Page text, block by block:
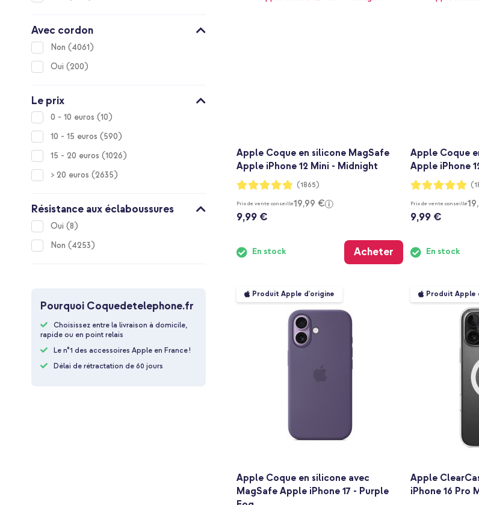
Apple Coque en silicone MagSafe
Apple iPhone 12 Mini - Midnight
Notation:
97%
(1865)
Prix de vente conseillé19,99 €
9,99 €
En stock Acheter
Apple Coque
Apple iPhone
Notation:
97%
Prix de vente conseillé
9,99 €
En stock
Produit Apple d'origine
Apple Coque en silicone avec
MagSafe Apple iPhone 17 - Purple
Produit Apple
Apple
iPhone 16 Pro
Avec cordon
Non 4061
items
Oui
200
items
Le prix
0 - 10 euros 10
items
10 - 15 euros
590
items
15 - 20 euros
1026
items
> 20 euros
2635
items
Résistance aux éclaboussures
Oui 8
items
Non
4253
items
Pourquoi Coquedetelephone.fr
Choisissez entre la livraison à domicile,
rapide ou en point relais
Le n°1 des accessoires Apple en France !
Délai de rétractation de 60 jours